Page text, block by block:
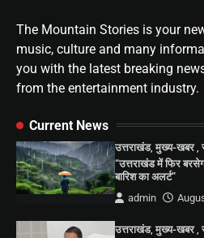
The Mountain Stories is your
music, culture and many
you with the latest breaking
from the entertainment industry.
Current News
उत्तराखंड,मुख्य-खबर ,
“उत्तराखंड में फिर
बारिश का अलर्ट”
admin
उत्तराखंड,मुख्य-खबर ,